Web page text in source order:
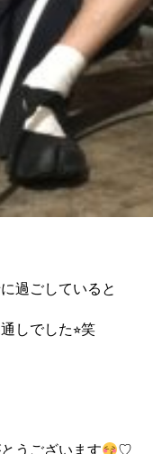
過ごしていると
しでした⭐︎笑
うございます ♡